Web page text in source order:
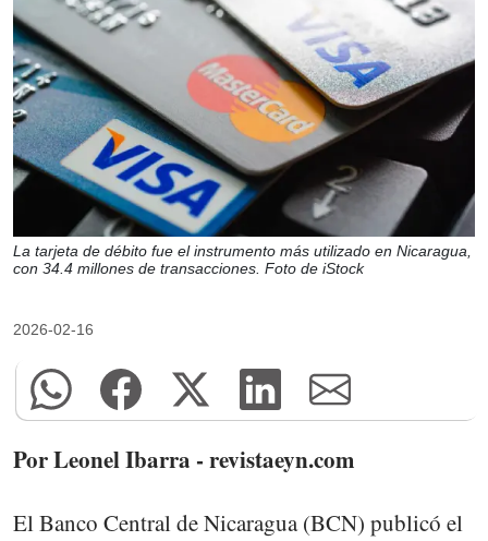
La tarjeta de débito fue el instrumento más utilizado en Nicaragua,
con 34.4 millones de transacciones. Foto de iStock
2026-02-16
Por Leonel Ibarra - revistaeyn.com
El Banco Central de Nicaragua (BCN) publicó el